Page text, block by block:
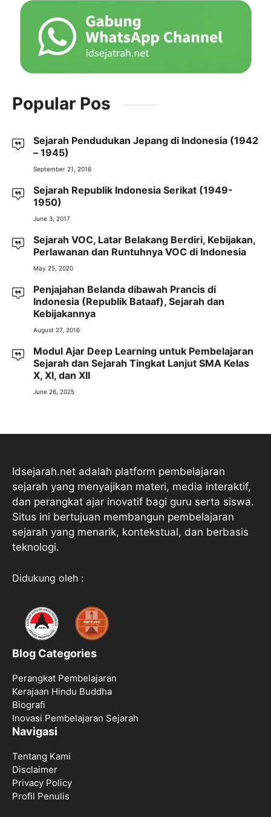
Popular Pos
Sejarah Pendudukan Jepang di Indonesia (1942
– 1945)
September 21, 2016
Sejarah Republik Indonesia Serikat (1949-
1950)
June 3, 2017
Sejarah VOC, Latar Belakang Berdiri, Kebijakan,
Perlawanan dan Runtuhnya VOC di Indonesia
May 25, 2020
Penjajahan Belanda dibawah Prancis di
Indonesia (Republik Bataaf), Sejarah dan
Kebijakannya
August 27, 2016
Modul Ajar Deep Learning untuk Pembelajaran
Sejarah dan Sejarah Tingkat Lanjut SMA Kelas
X, XI, dan XII
June 26, 2025
Idsejarah.net adalah platform pembelajaran
sejarah yang menyajikan materi, media interaktif,
dan perangkat ajar inovatif bagi guru serta siswa.
Situs ini bertujuan membangun pembelajaran
sejarah yang menarik, kontekstual, dan berbasis
teknologi.
Didukung oleh :
Blog Categories
Perangkat Pembelajaran
Kerajaan Hindu Buddha
Biografi
Inovasi Pembelajaran Sejarah
Navigasi
Tentang Kami
Disclaimer
Privacy Policy
Profil Penulis